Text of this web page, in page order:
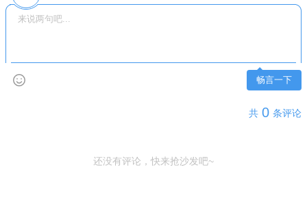
畅言一下
共 0 条评论
还没有评论，快来抢沙发吧~